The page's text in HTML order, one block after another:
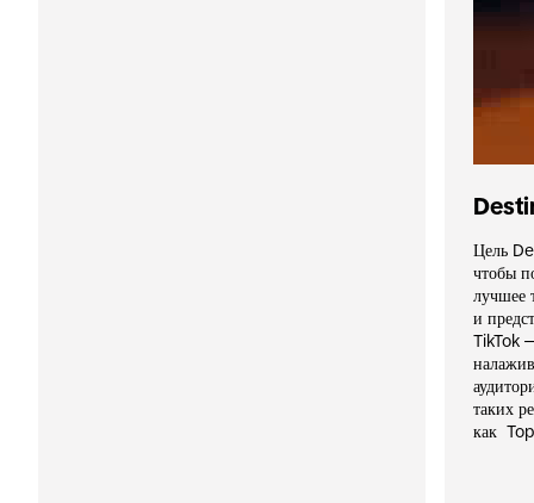
Цель
чтобы
лучшее
и
TikTok
таких
как